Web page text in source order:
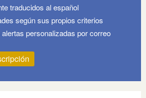
traducidos al español
según sus propios criterios
personalizadas por correo